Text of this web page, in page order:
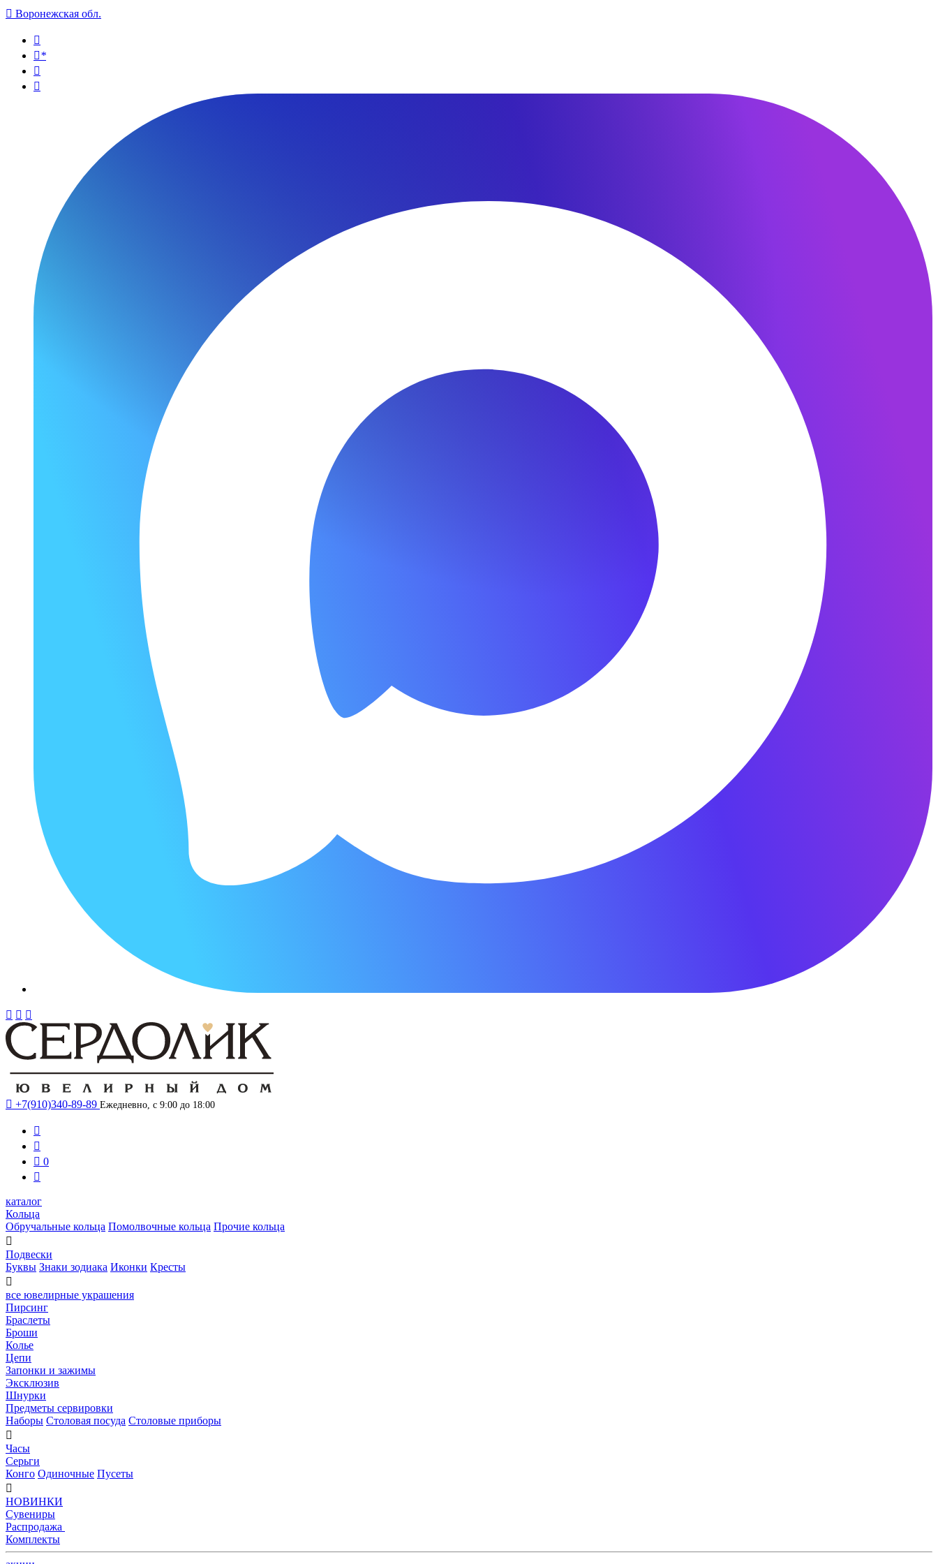
 Воронежская обл.

*


  
 +7(910)340-89-89 Ежедневно, с 9:00 до 18:00


 0

каталог
Кольца
Обручальные кольца Помолвочные кольца Прочие кольца

Подвески
Буквы Знаки зодиака Иконки Кресты

все ювелирные украшения
Пирсинг
Браслеты
Броши
Колье
Цепи
Запонки и зажимы
Эксклюзив
Шнурки
Предметы сервировки
Наборы Столовая посуда Столовые приборы

Часы
Серьги
Конго Одиночные Пусеты

НОВИНКИ
Сувениры
Распродажа
Комплекты